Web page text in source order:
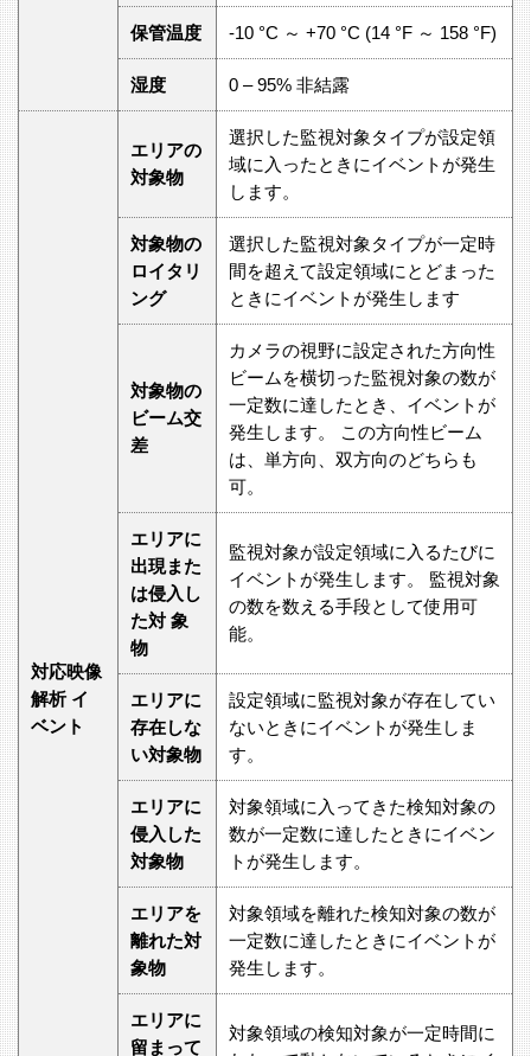
保管温度 -10 °C ～ +70 °C (14 °F ～ 158 °F)
湿度 0 – 95% 非結露
対応映像
解析 イ
ベント
エリアの
対象物
選択した監視対象タイプが設定領
域に入ったときにイベントが発生
します。
対象物の
ロイタリ
ング
選択した監視対象タイプが一定時
間を超えて設定領域にとどまった
ときにイベントが発生します
対象物の
ビーム交
差
カメラの視野に設定された方向性
ビームを横切った監視対象の数が
一定数に達したとき、イベントが
発生します。 この方向性ビーム
は、単方向、双方向のどちらも
可。
エリアに
出現また
は侵入し
た対 象
物
監視対象が設定領域に入るたびに
イベントが発生します。 監視対象
の数を数える手段として使用可
能。
エリアに
存在しな
い対象物
設定領域に監視対象が存在してい
ないときにイベントが発生しま
す。
エリアに
侵入した
対象物
対象領域に入ってきた検知対象の
数が一定数に達したときにイベン
トが発生します。
エリアを
離れた対
象物
対象領域を離れた検知対象の数が
一定数に達したときにイベントが
発生します。
エリアに
留まって
対象領域の検知対象が一定時間に